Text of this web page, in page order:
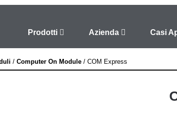
Prodotti Azienda Casi
/ Computer On Module / COM Express